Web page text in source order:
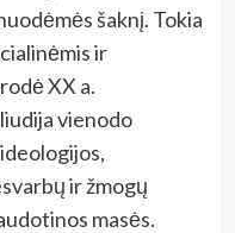
šaknį. Tokia
ir
XX a.
vienodo
ir žmogų
masės.